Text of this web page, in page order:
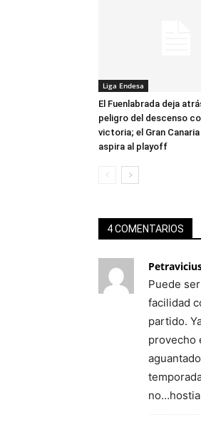
Liga Endesa
El Fuenlabrada deja
peligro del descenso
victoria; el Gran Canaria
aspira al playoff
4 COMENTARIOS
Puede
facilidad
partido.
provecho